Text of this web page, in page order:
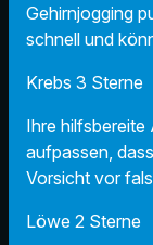
Gehirnjogging
schnell und
Krebs 3 Sterne
Ihre hilfsbereite
aufpassen,
Vorsicht vor
Löwe 2 Sterne